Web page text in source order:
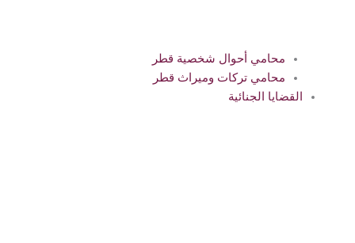
محامي أحوال شخصية قطر
محامي تركات وميراث قطر
القضايا الجنائية